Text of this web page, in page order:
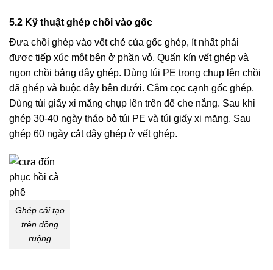
5.2 Kỹ thuật ghép chồi vào gốc
Đưa chồi ghép vào vết chẻ của gốc ghép, ít nhất phải
được tiếp xúc một bên ở phần vỏ. Quấn kín vết ghép và
ngọn chồi bằng dây ghép. Dùng túi PE trong chụp lên chồi
đã ghép và buộc dây bên dưới. Cắm cọc cạnh gốc ghép.
Dùng túi giấy xi măng chụp lên trên để che nắng. Sau khi
ghép 30-40 ngày tháo bỏ túi PE và túi giấy xi măng. Sau
ghép 60 ngày cắt dây ghép ở vết ghép.
Ghép cải tạo
trên đồng
ruộng